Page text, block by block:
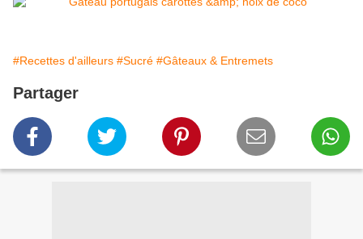
#Recettes d'ailleurs #Sucré #Gâteaux & Entremets
Partager